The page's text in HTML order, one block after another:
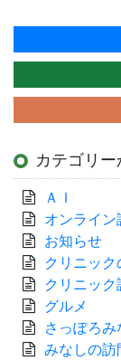
カテゴリ
ＡＩ
オンライン
お知らせ
クリニッ
クリニック
グルメ
さっぽろ
みなしの訪